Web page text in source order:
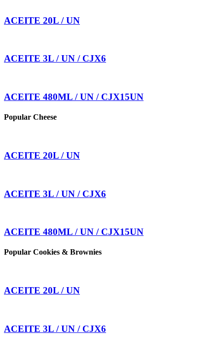
ACEITE 20L / UN
ACEITE 3L / UN / CJX6
ACEITE 480ML / UN / CJX15UN
Popular Cheese
ACEITE 20L / UN
ACEITE 3L / UN / CJX6
ACEITE 480ML / UN / CJX15UN
Popular Cookies & Brownies
ACEITE 20L / UN
ACEITE 3L / UN / CJX6